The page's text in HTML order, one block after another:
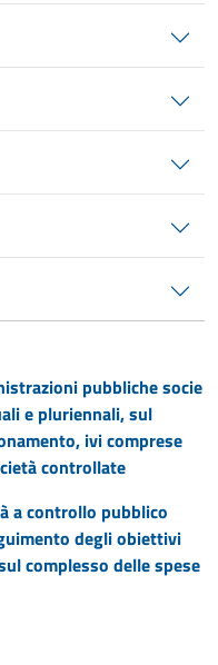
pubbliche socie
e pluriennali, sul
ivi comprese
controllate
a controllo pubblico
degli obiettivi
complesso delle spese